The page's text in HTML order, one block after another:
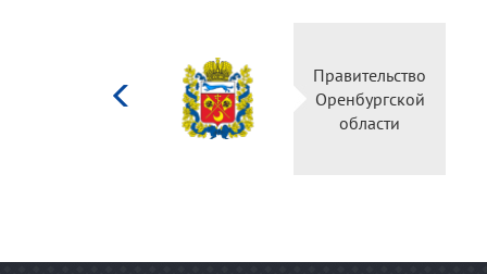
культуры
Российской
Правительство
Оренбургской
области